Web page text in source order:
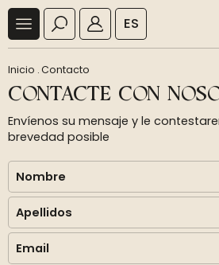
ES
Inicio .Contacto
CONTACTE CON
Envíenos su mensaje y le
brevedad posible
Nombre
Apellidos
Email